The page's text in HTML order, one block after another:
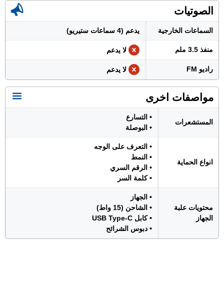
الصوتيات
السماعات الخارجية يدعم (4 سماعات ستيريو)
منفذ 3.5 ملم لا يدعم
راديو FM لا يدعم
مواصفات اخرى
المستشعرات
• التسارع
• البوصلة
انواع الحماية
• التعرف على الوجه
• النمط
• الرقم السري
• كلمة السر
محتويات علبة
الجهاز
• الجهاز
• الشاحن (15 واط)
• كابل USB Type-C
• دبوس الشرائح